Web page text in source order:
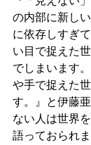
の内部に新し
に依存しすぎ
い目で捉えた
でしまいます
や手で捉えた
す。』と伊藤
ない人は世界
語っておられま